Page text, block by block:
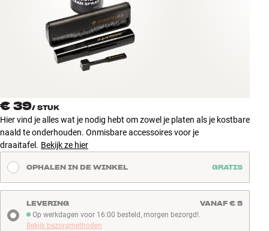
Accessoires
INSPIRATIE
AANBIEDINGEN
Winkels
Klantenservice
Inloggen
Klantenservice
Bouw met geluid
€ 39/ STUK
Hier vind je alles wat je nodig hebt om zowel je platen als je kostbare
naald te onderhouden. Onmisbare accessoires voor je
draaitafel. Bekijk ze hier
OPHALEN IN DE WINKEL GRATIS
Op werkdagen voor 16:00 besteld, morgen bezorgd!
Op werkdagen voor 16:00 besteld, morgen bezorgd!.
Bekijk bezorgmethoden
LEVERING VANAF € 5